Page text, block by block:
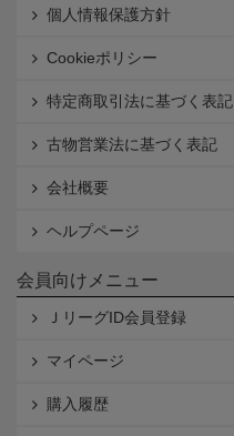
個人情報保護方針
Cookieポリシー
特定商取引法に基づく表記
古物営業法に基づく表記
会社概要
ヘルプページ
会員向けメニュー
ＪリーグID会員登録
マイページ
購入履歴